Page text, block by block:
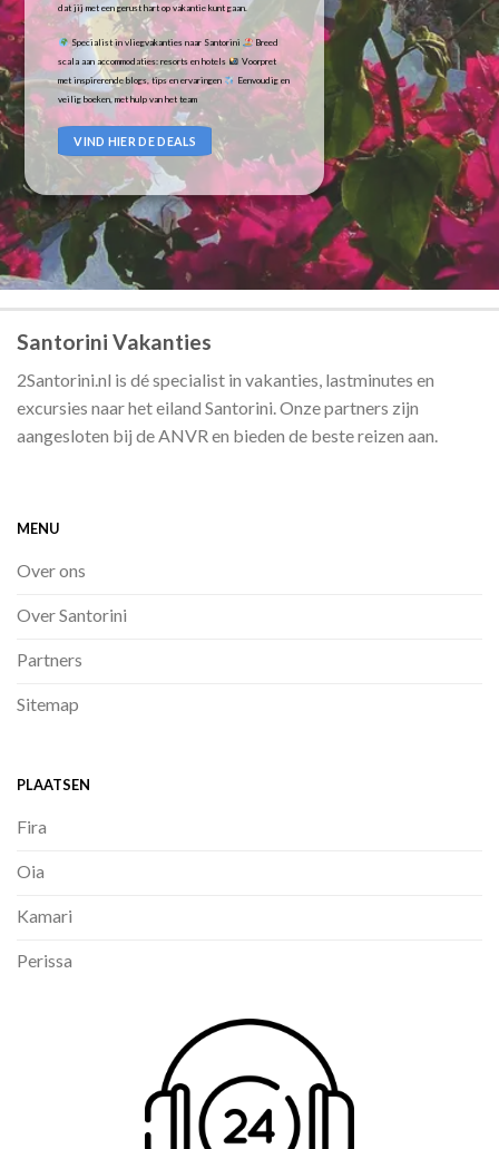
dat jij met een gerust hart op vakantie kunt gaan.
Specialist in vliegvakanties naar Santorini
Breed
scala aan accommodaties: resorts en hotels
Voorpret
met inspirerende blogs, tips en ervaringen
Eenvoudig en
veilig boeken, met hulp van het team
VIND HIER DE DEALS
Santorini Vakanties
2Santorini.nl is dé specialist in vakanties, lastminutes en
excursies naar het eiland Santorini. Onze partners zijn
aangesloten bij de ANVR en bieden de beste reizen aan.
MENU
Over ons
Over Santorini
Partners
Sitemap
PLAATSEN
Fira
Oia
Kamari
Perissa